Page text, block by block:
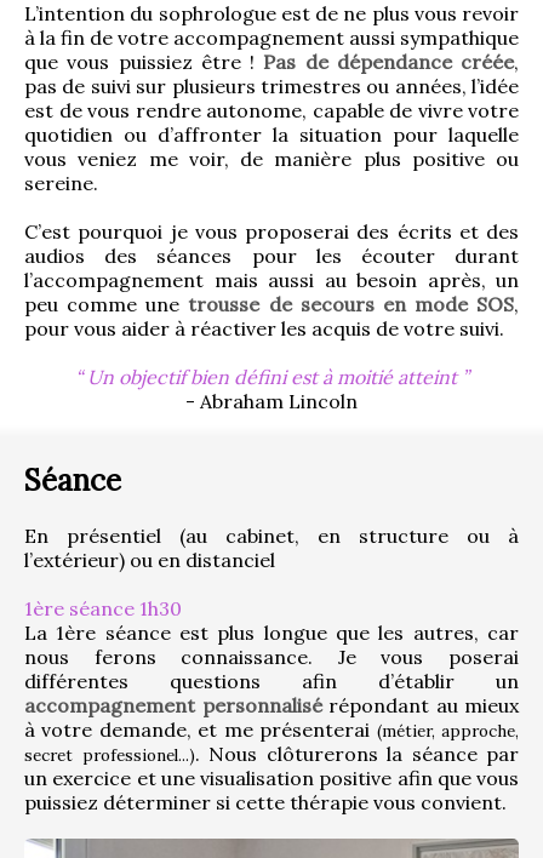
L’intention du sophrologue est de ne plus vous revoir
à la fin de votre accompagnement aussi sympathique
que vous puissiez être ! Pas de dépendance créée,
pas de suivi sur plusieurs trimestres ou années, l’idée
est de vous rendre autonome, capable de vivre votre
quotidien ou d’affronter la situation pour laquelle
vous veniez me voir, de manière plus positive ou
sereine.
C’est pourquoi je vous proposerai des écrits et des
audios des séances pour les écouter durant
l’accompagnement mais aussi au besoin après, un
peu comme une trousse de secours en mode SOS,
pour vous aider à réactiver les acquis de votre suivi.
Un objectif bien défini est à moitié atteint
- Abraham Lincoln
Séance
En présentiel (au cabinet, en structure ou à
l’extérieur) ou en distanciel
1ère séance 1h30
La 1ère séance est plus longue que les autres, car
nous ferons connaissance. Je vous poserai
accompagnement personnalisé répondant au mieux
à votre demande, et me présenterai (métier, approche,
secret professionel...). Nous clôturerons la séance par
un exercice et une visualisation positive afin que vous
puissiez déterminer si cette thérapie vous convient.